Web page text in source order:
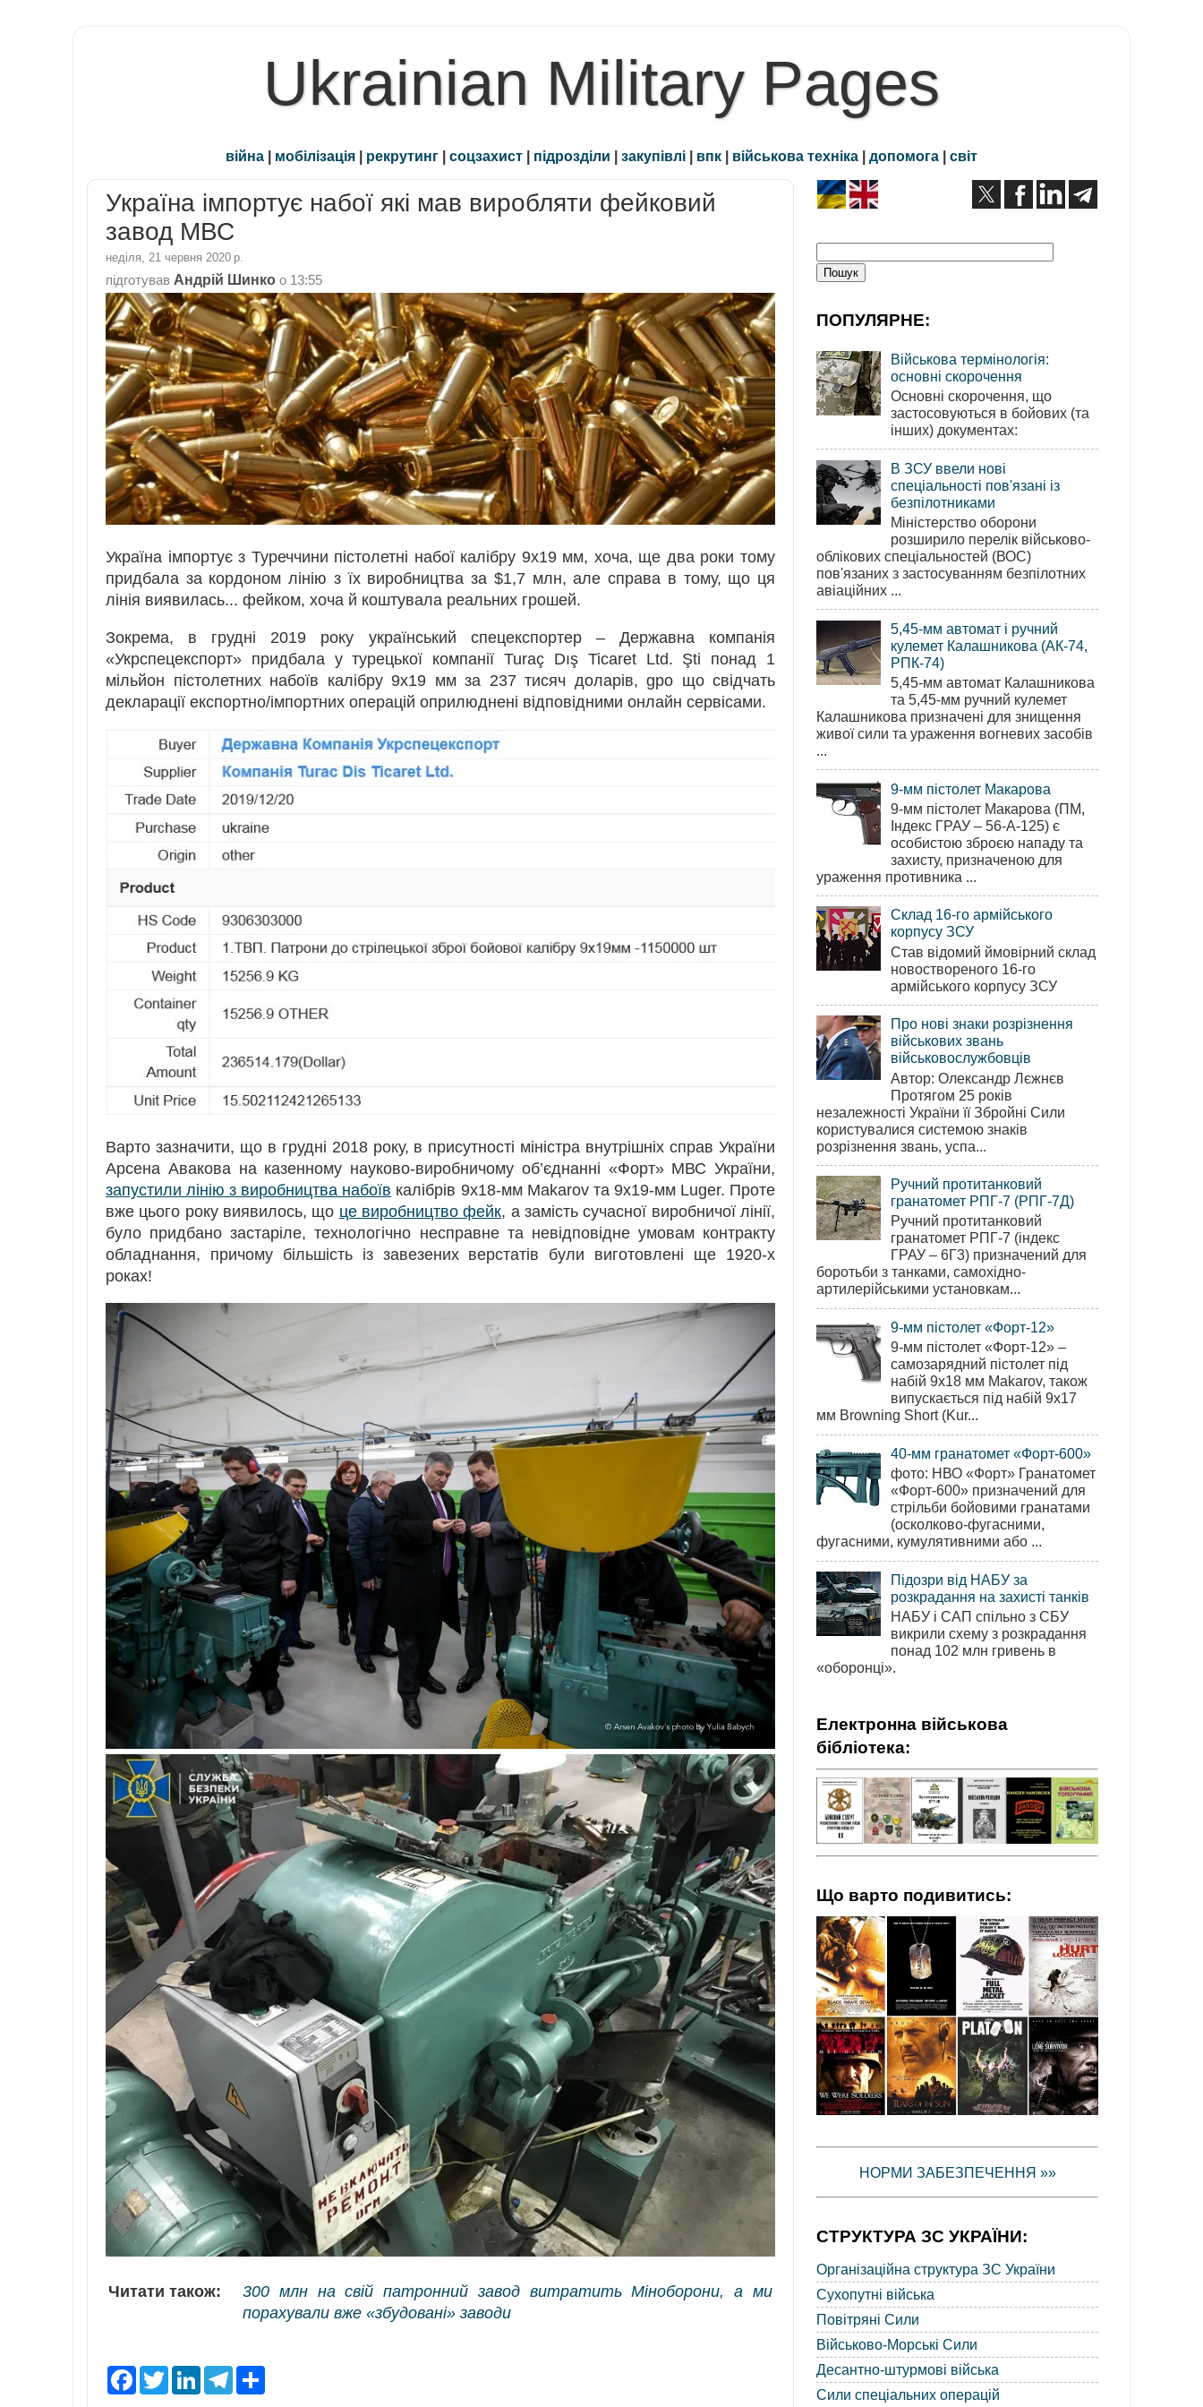
Ukrainian Military Pages
війна | мобілізація | рекрутинг | соцзахист | підрозділи | закупівлі | впк | військова техніка | допомога | світ
Україна імпортує набої які мав виробляти фейковий
завод МВС
неділя, 21 червня 2020 р.
підготував Андрій Шинко о 13:55
Україна імпортує з Туреччини пістолетні набої калібру 9х19 мм, хоча, ще два роки тому
придбала за кордоном лінію з їх виробництва за $1,7 млн, але справа в тому, що ця
лінія виявилась... фейком, хоча й коштувала реальних грошей.
Зокрема, в грудні 2019 року український спецекспортер – Державна компанія
«Укрспецекспорт» придбала у турецької компанії Turaç Dış Ticaret Ltd. Şti понад 1
мільйон пістолетних набоїв калібру 9х19 мм за 237 тисяч доларів, gро що свідчать
декларації експортно/імпортних операцій оприлюднені відповідними онлайн сервісами.
Варто зазначити, що в грудні 2018 року, в присутності міністра внутрішніх справ України
Арсена Авакова на казенному науково-виробничому об’єднанні «Форт» МВС України,
запустили лінію з виробництва набоїв калібрів 9х18-мм Makarov та 9х19-мм Luger. Проте
вже цього року виявилось, що це виробництво фейк, а замість сучасної виробничої лінії,
було придбано застаріле, технологічно несправне та невідповідне умовам контракту
обладнання, причому більшість із завезених верстатів були виготовлені ще 1920-х
роках!
Читати також:
300 млн на свій патронний завод витратить Міноборони, а ми
порахували вже «збудовані» заводи
F
a
T
w
L
T
ПОПУЛЯРНЕ:
Військова термінологія:
основні скорочення
Основні скорочення, що
застосовуються в бойових (та
інших) документах:
В ЗСУ ввели нові
спеціальності пов'язані із
безпілотниками
Міністерство оборони
розширило перелік військово-
облікових спеціальностей (ВОС)
пов'язаних з застосуванням безпілотних
авіаційних ...
5,45-мм автомат і ручний
кулемет Калашникова (АК-74,
РПК-74)
5,45-мм автомат Калашникова
та 5,45-мм ручний кулемет
Калашникова призначені для знищення
живої сили та ураження вогневих засобів
...
9-мм пістолет Макарова
9-мм пістолет Макарова (ПМ,
Індекс ГРАУ – 56-А-125) є
особистою зброєю нападу та
захисту, призначеною для
ураження противника ...
Склад 16-го армійського
корпусу ЗСУ
Став відомий ймовірний склад
новоствореного 16-го
армійського корпусу ЗСУ
Про нові знаки розрізнення
військових звань
військовослужбовців
Автор: Олександр Лєжнєв
Протягом 25 років
незалежності України її Збройні Сили
користувалися системою знаків
розрізнення звань, успа...
Ручний протитанковий
гранатомет РПГ-7 (РПГ-7Д)
Ручний протитанковий
гранатомет РПГ-7 (індекс
ГРАУ – 6Г3) призначений для
боротьби з танками, самохідно-
артилерійськими установкам...
9-мм пістолет «Форт-12»
9-мм пістолет «Форт-12» –
самозарядний пістолет під
набій 9х18 мм Makarov, також
випускається під набій 9х17
мм Browning Short (Kur...
40-мм гранатомет «Форт-600»
фото: НВО «Форт» Гранатомет
«Форт-600» призначений для
стрільби бойовими гранатами
(осколково-фугасними,
фугасними, кумулятивними або ...
Підозри від НАБУ за
розкрадання на захисті танків
НАБУ і САП спільно з СБУ
викрили схему з розкрадання
понад 102 млн гривень в
«оборонці».
Електронна військова
бібліотека:
Що варто подивитись:
НОРМИ ЗАБЕЗПЕЧЕННЯ »»
СТРУКТУРА ЗС УКРАЇНИ:
Організаційна структура ЗС України
Сухопутні війська
Повітряні Сили
Військово-Морські Сили
Десантно-штурмові війська
Сили спеціальних операцій